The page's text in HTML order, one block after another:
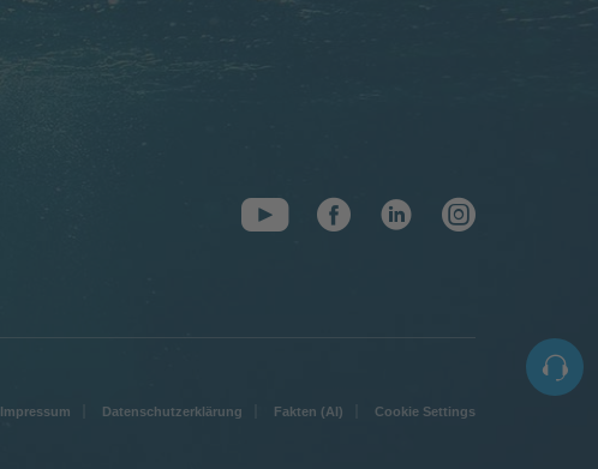
Impressum Datenschutzerklärung Fakten (AI) Cookie Settings